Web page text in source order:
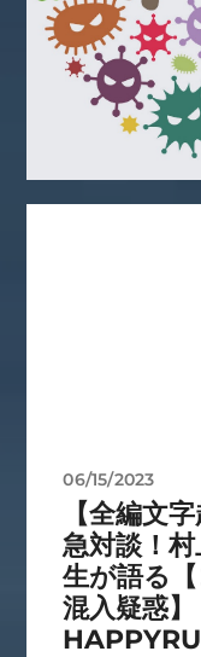
06/15/2023
【全編文
急対談！
生が語る
混入疑惑